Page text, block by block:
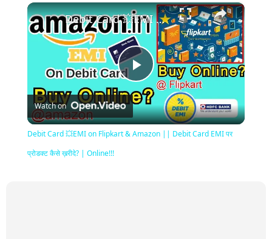
×
Play
Video
Debit Card 💥EMI on Flipkart & Amazon || Debit Card EMI पर प्रोडक्ट कैसे ख़रीदे? | Online!!!
Watch on
Debit Card 💥EMI on Flipkart & Amazon || Debit Card EMI पर
प्रोडक्ट कैसे ख़रीदे? | Online!!!